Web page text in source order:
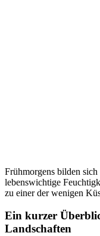
Frühmorgens bilden
lebenswichtige
zu einer der wenigen
Ein kurzer
Landschaften